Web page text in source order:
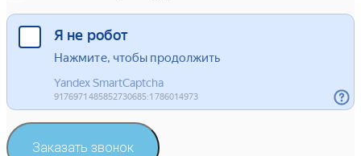
Заказать звонок